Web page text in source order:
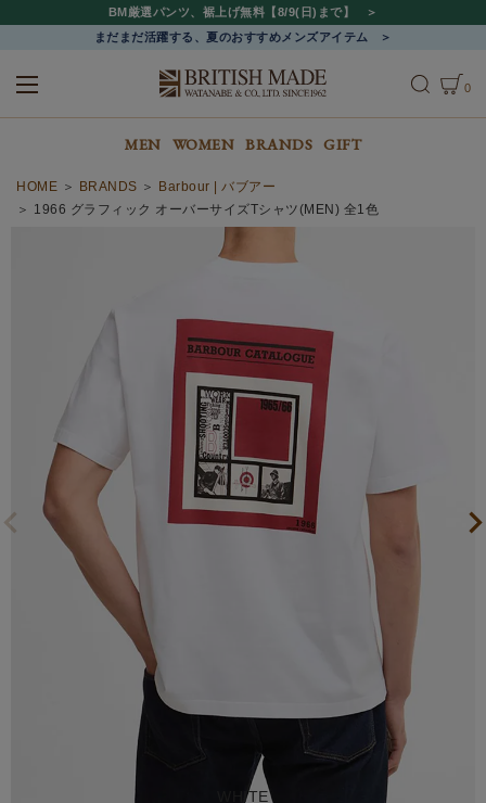
BM厳選パンツ、裾上げ無料【8/9(日)まで】
まだまだ活躍する、夏のおすすめメンズアイテム
0
MEN WOMEN BRANDS GIFT
HOME BRANDS
Barbour | バブアー
1966 グラフィック オーバーサイズTシャツ(MEN) 全1色
WHITE